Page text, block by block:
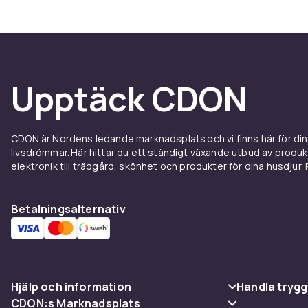
med godis,
förvandla
Marknaden
för alla
brett
Upptäck CDON
CDON är Nordens ledande marknadsplats och vi finns här för
livsdrömmar. Här hittar du ett ständigt växande utbud av
elektronik till trädgård, skönhet och produkter för dina husdjur.
Betalningsalternativ
Hjälp och information
Handla
CDON:s Marknadsplats